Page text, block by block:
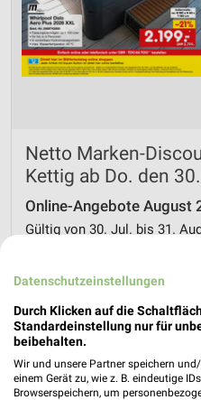
Netto Marken-
Kettig ab Do. den
Online-Angebote August
Gültig von 30. Jul. bis 31.
SPIRITUOSEN GETRÄNKE
Datenschutzeinstellungen
Durch Klicken auf die
Standardeinstellung nur für
beibehalten.
Wir und unsere Partner speichern
einem Gerät zu, wie z. B. eindeutige
Browserspeichern, um